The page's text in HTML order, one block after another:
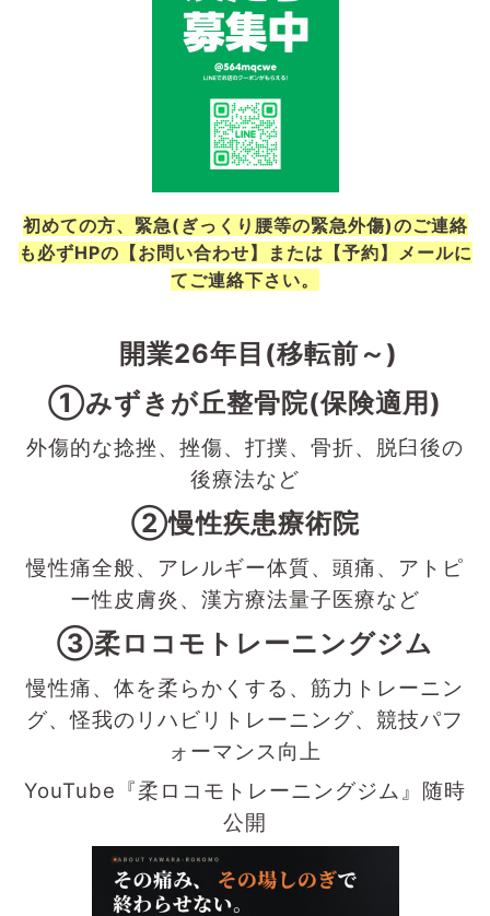
初めての方、緊急(ぎっくり腰等の緊急外傷)のご連絡
も必ずHPの【お問い合わせ】または【予約】メールに
てご連絡下さい。
開業26年目 (移転前～)
①みずきが丘整骨院(保険適用)
外傷的な捻挫、挫傷、打撲、骨折、脱臼後の
後療法など
②慢性疾患療術院
慢性痛全般、アレルギー体質、頭痛、アトピ
ー性皮膚炎、漢方療法量子医療など
③柔ロコモトレーニングジム
慢性痛、体を柔らかくする、筋力トレーニン
グ、怪我のリハビリトレーニング、競技パフ
ォーマンス向上
YouTube『柔ロコモトレーニングジム』随時
公開